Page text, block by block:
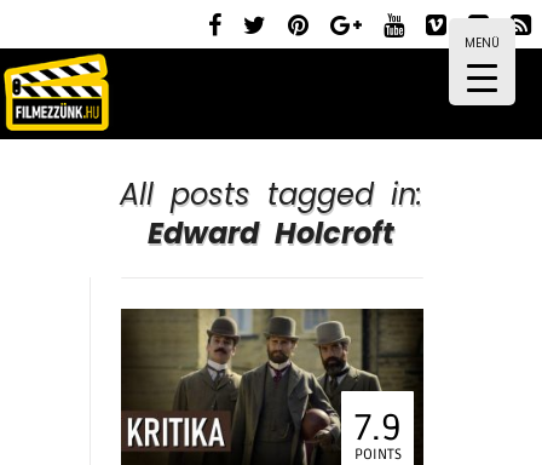
MENÜ
All posts tagged in:
Edward Holcroft
7.9
POINTS